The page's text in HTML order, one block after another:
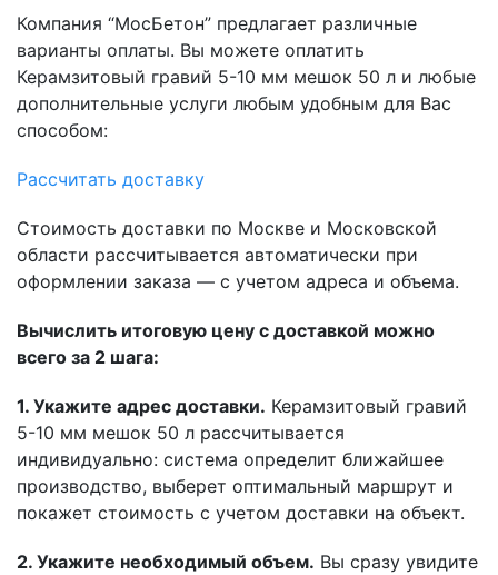
Компания “МосБетон” предлагает различные
варианты оплаты. Вы можете оплатить
Керамзитовый гравий 5-10 мм мешок 50 л и любые
дополнительные услуги любым удобным для Вас
способом:
Рассчитать доставку
Стоимость доставки по Москве и Московской
области рассчитывается автоматически при
оформлении заказа — с учетом адреса и объема.
Вычислить итоговую цену с доставкой можно
всего за 2 шага:
1. Укажите адрес доставки. Керамзитовый гравий
5-10 мм мешок 50 л рассчитывается
индивидуально: система определит ближайшее
производство, выберет оптимальный маршрут и
покажет стоимость с учетом доставки на объект.
2. Укажите необходимый объем. Вы сразу увидите